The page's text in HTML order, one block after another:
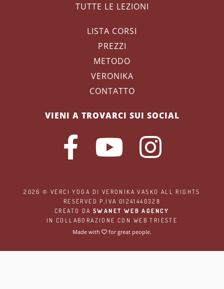
TUTTE LE LEZIONI
LISTA CORSI
PREZZI
METODO
VERONIKA
CONTATTO
VIENI A TROVARCI SUI SOCIAL
2026 ©VERCI YOGA DI VERONIKA VASKO ALL RIGHTS
RESERVED P.IVA 01241440328
CREATO DASWANET WEB AGENCY
IN COLLABORAZIONE CON WEB TRIESTE
Made with
for great people.